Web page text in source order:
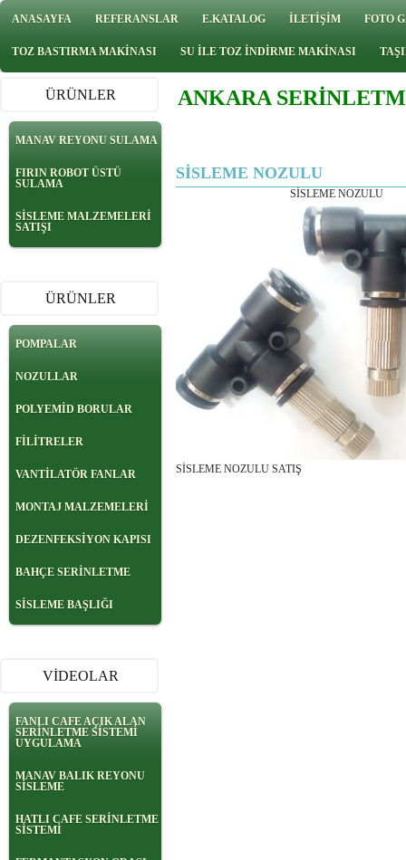
ANASAYFA REFERANSLAR E.KATALOG İLETİŞİM FOTO
TOZ BASTIRMA MAKİNASI SU İLE TOZ İNDİRME MAKİNASI
ÜRÜNLER
MANAV REYONU SULAMA
FIRIN ROBOT ÜSTÜ
SULAMA
SİSLEME MALZEMELERİ
SATIŞI
ÜRÜNLER
POMPALAR
NOZULLAR
POLYEMİD BORULAR
FİLİTRELER
VANTİLATÖR FANLAR
MONTAJ MALZEMELERİ
DEZENFEKSİYON KAPISI
BAHÇE SERİNLETME
SİSLEME BAŞLIĞI
VİDEOLAR
FANLI CAFE AÇIK ALAN
SERİNLETME SİSTEMİ
UYGULAMA
MANAV BALIK REYONU
SİSLEME
HATLI CAFE SERİNLETME
SİSTEMİ
ANKARA
SİSLEME NOZULU
SİSLEME NOZULU
SİSLEME NOZULU SATIŞ